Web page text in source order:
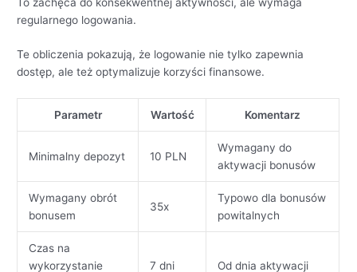
regularnego logowania.
Te obliczenia pokazują, że logowanie nie tylko zapewnia
dostęp, ale też optymalizuje korzyści finansowe.
Parametr Wartość Komentarz
Minimalny depozyt 10 PLN
Wymagany do
aktywacji bonusów
Wymagany obrót
bonusem
35x
Typowo dla bonusów
powitalnych
Czas na
wykorzystanie
7 dni Od dnia aktywacji